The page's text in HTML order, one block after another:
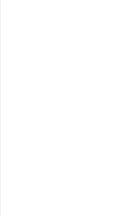
Ремонт
Ремонт
Ремонт
Ремонт
Ремонт
Ремонт